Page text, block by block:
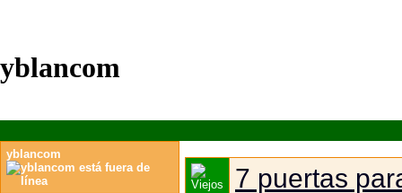
yblancom
7 puertas
yblancom